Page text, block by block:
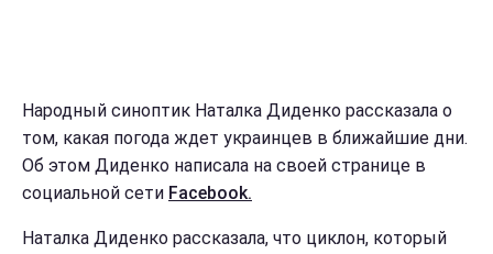
Народный синоптик Наталка Диденко рассказала о
том, какая погода ждет украинцев в ближайшие дни.
Об этом Диденко написала на своей странице в
социальной сети Facebook.
Наталка Диденко рассказала, что циклон, который